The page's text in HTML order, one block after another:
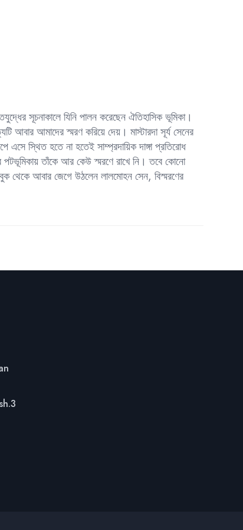
সূচনাকালে যিনি পালন করেছেন ঐতিহাসিক ভূমিকা।
আবার আমাদের স্মরণ করিয়ে দেয়। মাস্টারদা সূর্য সেনের
এসে স্থিত হতে না হতেই সাম্প্রদায়িক দাঙ্গা প্রতিরোধ
পটভূমিকায় তাঁকে আর কেউ স্মরণে রাখে নি। তবে কোনো
থেকে আবার জেগে উঠলেন লালমোহন সেন, বিস্মরণের